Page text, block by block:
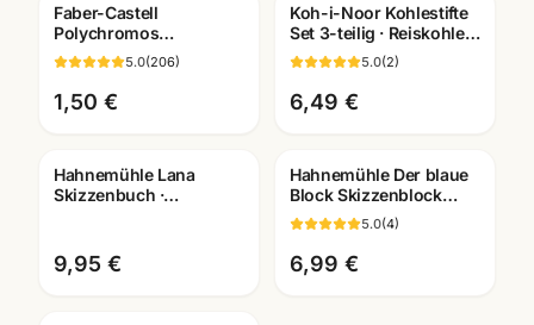
Faber-Castell
Polychromos
Künstlerfarbstifte ·
Einzelstift alle Farben ·
Mannheim
5.0(206)
1,50 €
Koh-i-Noor Kohlestifte
Set 3-teilig · Reiskohle
weiss + schwarz ·
Künstlerbedarf
5.0(2)
6,49 €
Hahnemühle Lana
Skizzenbuch ·
Künstler
9,95 €
Hahnemühle Der blaue
Block Skizzenblock
190g · A2/A3/A4/A5 ·
Künstlerbedarf
Mannheim
5.0(4)
6,99 €